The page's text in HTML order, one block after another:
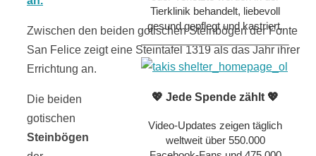
Zwischen den beiden gotischen Steinbögen der Fonte
San Felice zeigt eine Steintafel 1319 als das Jahr ihrer
Errichtung an.
Die beiden
gotischen
Steinbögen
Tierklinik behandelt, liebevoll
gesund gepflegt und kastriert.
💖 Jede Spende zählt 💖
Video-Updates zeigen täglich
weltweit über 550.000